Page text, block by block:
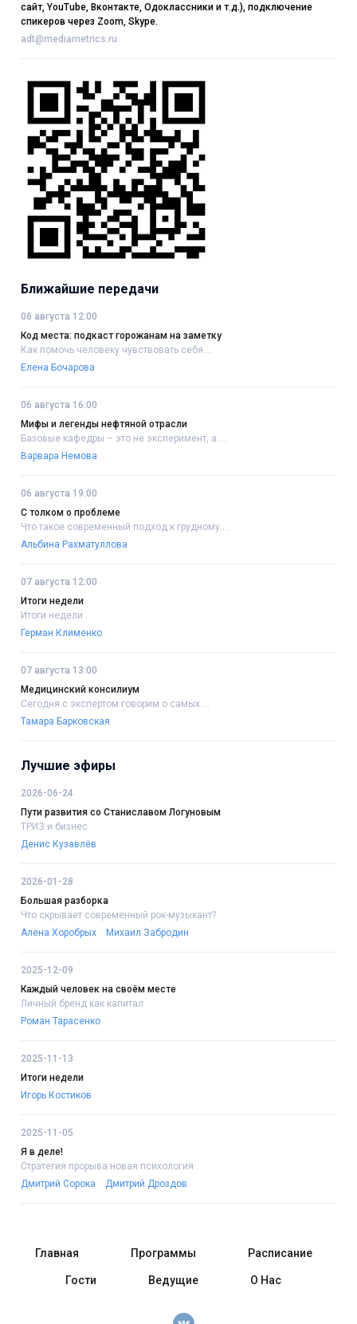
сайт, YouTube, Вконтакте, Одоклассники и т.д.), подключение
спикеров через Zoom, Skype.
adt@mediametrics.ru
Ближайшие передачи
06 августа 12:00
Код места: подкаст горожанам на заметку
Как помочь человеку чувствовать себя....
Елена Бочарова
06 августа 16:00
Мифы и легенды нефтяной отрасли
Базовые кафедры – это не эксперимент, а....
Варвара Немова
06 августа 19:00
С толком о проблеме
Что такое современный подход к грудному....
Альбина Рахматуллова
07 августа 12:00
Итоги недели
Итоги недели..
Герман Клименко
07 августа 13:00
Медицинский консилиум
Сегодня с экспертом говорим о самых....
Тамара Барковская
Лучшие эфиры
2026-06-24
Пути развития со Станиславом Логуновым
ТРИЗ и бизнес
Денис Кузавлёв
2026-01-28
Большая разборка
Что скрывает современный рок-музыкант?
Алена Хоробрых
Михаил Забродин
2025-12-09
Каждый человек на своём месте
Личный бренд как капитал
Роман Тарасенко
2025-11-13
Итоги недели
Игорь Костиков
2025-11-05
Я в деле!
Стратегия прорыва:новая психология
Дмитрий Сорока
Дмитрий Дроздов
Главная Программы Расписание
Гости Ведущие О Нас